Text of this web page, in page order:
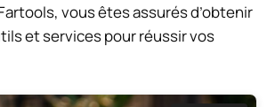
vous êtes assurés d’obtenir
et services pour réussir vos